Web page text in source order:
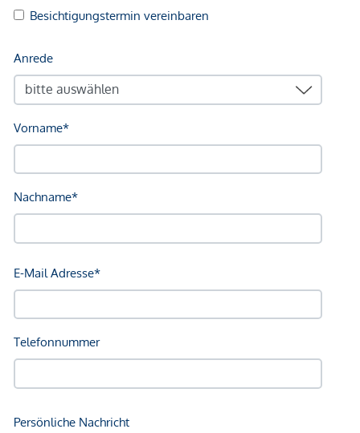
Apotheke <250m
Krankenhaus <1.250m
Kinder & Schulen
Schule <500m
Kindergarten <500m
Supermarkt <250m
Einkaufszentrum <1.750m
Sonstige
Geldautomat <250m
Bank <500m